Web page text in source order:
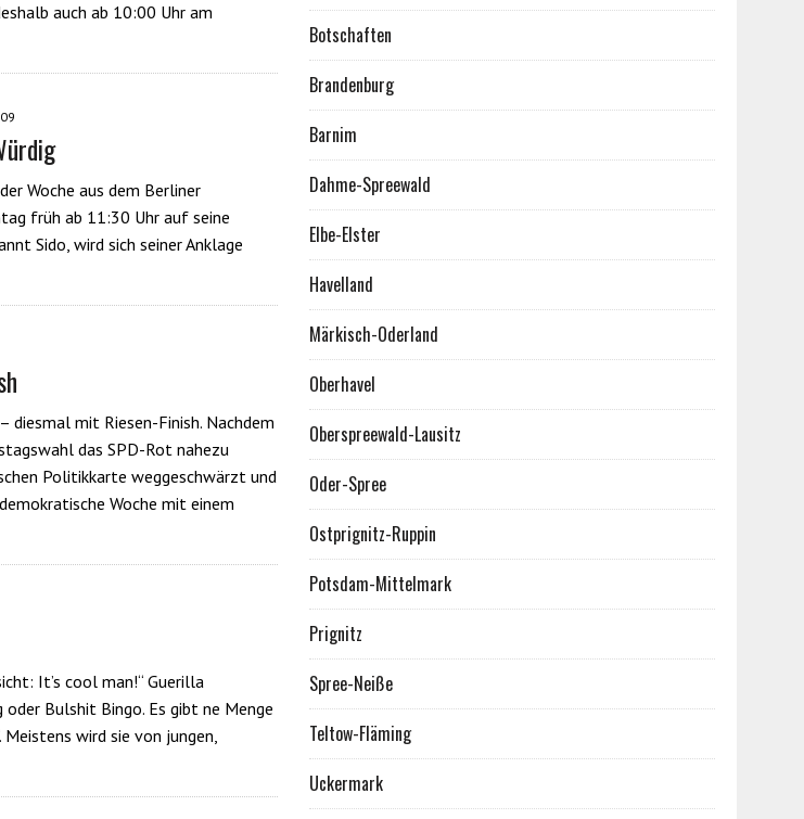
auch ab 10:00 Uhr am
Woche aus dem Berliner
früh ab 11:30 Uhr auf seine
Sido, wird sich seiner Anklage
mit Riesen-Finish. Nachdem
das SPD-Rot nahezu
Politikkarte weggeschwärzt und
Woche mit einem
It’s cool man!“ Guerilla
Bulshit Bingo. Es gibt ne Menge
Meistens wird sie von jungen,
Botschaften
Brandenburg
Barnim
Dahme-Spreewald
Elbe-Elster
Havelland
Märkisch-Oderland
Oberhavel
Oberspreewald-Lausitz
Oder-Spree
Ostprignitz-Ruppin
Potsdam-Mittelmark
Prignitz
Spree-Neiße
Teltow-Fläming
Uckermark